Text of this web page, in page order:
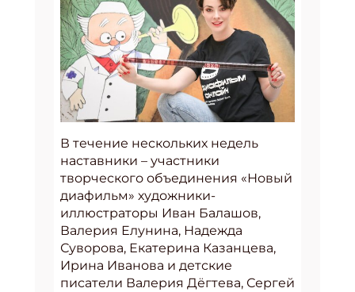
В течение нескольких недель
наставники – участники
творческого объединения «Новый
диафильм» художники-
иллюстраторы Иван Балашов,
Валерия Елунина, Надежда
Суворова, Екатерина Казанцева,
Ирина Иванова и детские
писатели Валерия Дёгтева, Сергей